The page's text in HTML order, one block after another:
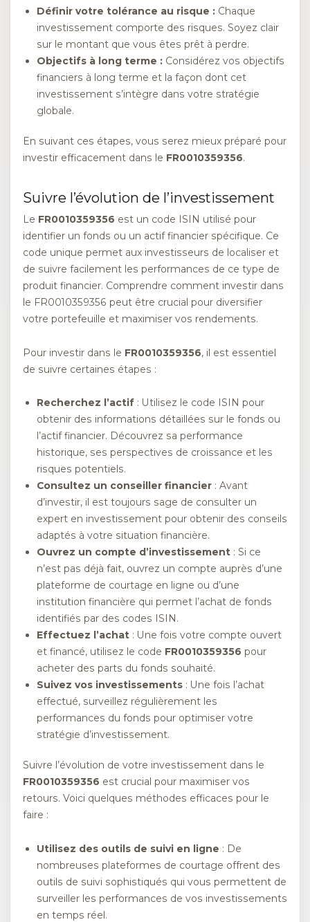
Définir votre tolérance au risque : Chaque
investissement comporte des risques. Soyez clair
sur le montant que vous êtes prêt à perdre.
Objectifs à long terme : Considérez vos objectifs
financiers à long terme et la façon dont cet
investissement s’intègre dans votre stratégie
globale.
En suivant ces étapes, vous serez mieux préparé pour
investir efficacement dans le FR0010359356.
Suivre l’évolution de l’investissement
Le FR0010359356 est un code ISIN utilisé pour
identifier un fonds ou un actif financier spécifique. Ce
code unique permet aux investisseurs de localiser et
de suivre facilement les performances de ce type de
produit financier. Comprendre comment investir dans
le FR0010359356 peut être crucial pour diversifier
votre portefeuille et maximiser vos rendements.
Pour investir dans le FR0010359356, il est essentiel
de suivre certaines étapes :
Recherchez l’actif : Utilisez le code ISIN pour
obtenir des informations détaillées sur le fonds ou
l’actif financier. Découvrez sa performance
historique, ses perspectives de croissance et les
risques potentiels.
Consultez un conseiller financier : Avant
d’investir, il est toujours sage de consulter un
expert en investissement pour obtenir des conseils
adaptés à votre situation financière.
Ouvrez un compte d’investissement : Si ce
n’est pas déjà fait, ouvrez un compte auprès d’une
plateforme de courtage en ligne ou d’une
institution financière qui permet l’achat de fonds
identifiés par des codes ISIN.
Effectuez l’achat : Une fois votre compte ouvert
et financé, utilisez le code FR0010359356 pour
acheter des parts du fonds souhaité.
Suivez vos investissements : Une fois l’achat
effectué, surveillez régulièrement les
performances du fonds pour optimiser votre
stratégie d’investissement.
Suivre l’évolution de votre investissement dans le
FR0010359356 est crucial pour maximiser vos
retours. Voici quelques méthodes efficaces pour le
faire :
Utilisez des outils de suivi en ligne : De
nombreuses plateformes de courtage offrent des
outils de suivi sophistiqués qui vous permettent de
surveiller les performances de vos investissements
en temps réel.